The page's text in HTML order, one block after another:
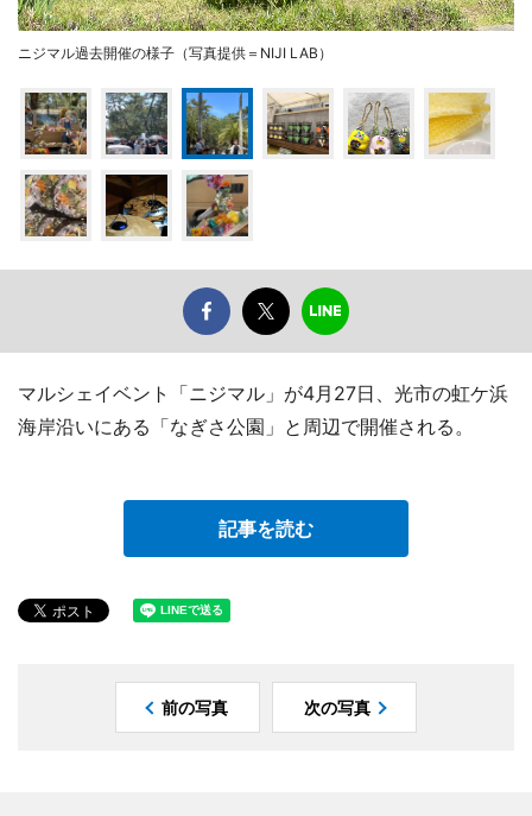
ニジマル過去開催の様子（写真提供＝NIJI LAB）
マルシェイベント「ニジマル」が4月27日、光市の虹ケ浜
海岸沿いにある「なぎさ公園」と周辺で開催される。
記事を読む
前の写真 次の写真